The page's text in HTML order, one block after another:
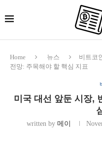
Home 뉴스 비트코
전망: 주목해야 할 핵심 지표
미국 대선 앞둔 시장,
written by 메이